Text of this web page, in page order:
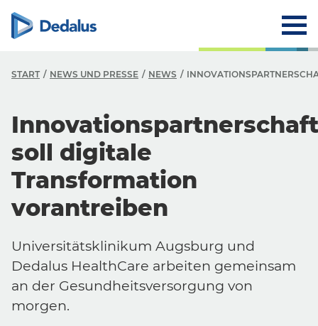
START NEWS UND PRESSE NEWS
Innovationspartnerschaft
soll digitale
Transformation
vorantreiben
Universitätsklinikum Augsburg und
Dedalus HealthCare arbeiten gemeinsam
an der Gesundheitsversorgung von
morgen.